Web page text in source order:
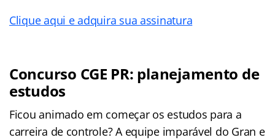
Clique aqui e adquira sua assinatura
Concurso CGE PR: planejamento de
estudos
Ficou animado em começar os estudos para a
carreira de controle? A equipe imparável do Gran e